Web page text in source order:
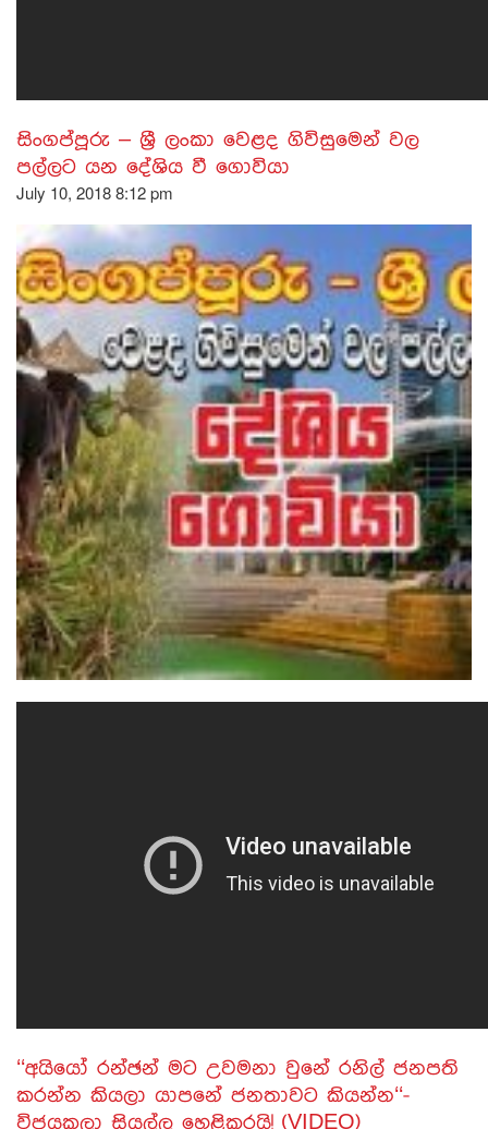
සිංගප්පූරු – ශ්‍රී ලංකා වෙළද ගිවිසුමෙන් වල
පල්ලට යන දේශිය වී ගොවියා
July 10, 2018 8:12 pm
‘‘අයියෝ රන්ඡන් මට උවමනා වුනේ රනිල් ජනපති
කරන්න කියලා යාපනේ ජනතාවට කියන්න‘‘-
විජයකලා සියල්ල හෙළිකරයි! (VIDEO)